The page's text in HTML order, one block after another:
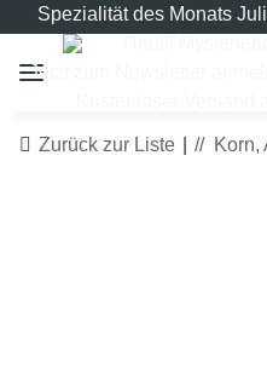
Spezialität des Monats
Jetzt zum Newsletter
Zurück zur Liste Korn,